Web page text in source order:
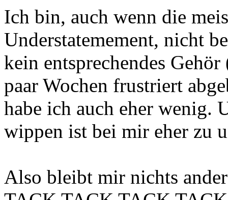
Ich bin, auch wenn die
Understatemement, nicht
kein entsprechendes
paar Wochen frustriert
habe ich auch eher wenig.
wippen ist bei mir eher zu
Also bleibt mir nichts